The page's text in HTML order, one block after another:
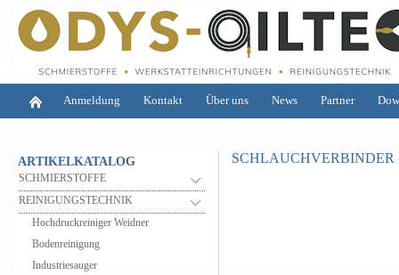
Anmeldung Kontakt Über uns News Partner
ARTIKELKATALOG
SCHMIERSTOFFE
REINIGUNGSTECHNIK
Hochdruckreiniger Weidner
Bodenreinigung
Industriesauger
SCHLAUCHVERBINDER